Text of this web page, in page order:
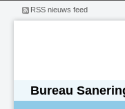
Bureau
RSS nieuws feed